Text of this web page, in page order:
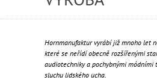
Hornmanufaktur vyrábí již mnoho let
které se neřídí obecně rozšířenými
audiotechniky a pochybnými módními
sluchu lidského ucha.